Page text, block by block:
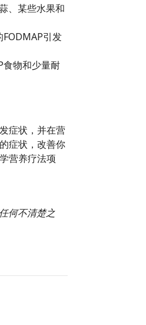
、某些水果和
引发
食物和少量耐
症状，并在营
症状，改善你
营养疗法项
何不清楚之